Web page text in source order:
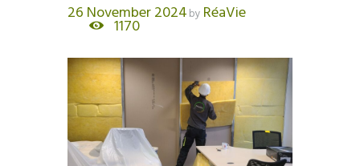
26 November 2024by RéaVie
1170